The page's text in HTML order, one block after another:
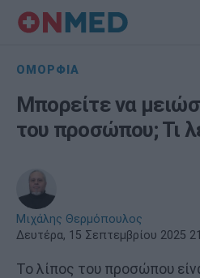
ΟΜΟΡΦΙΑ
Μπορείτε να
του προσώπου; Τι
Μιχάλης Θερμόπουλος
Δευτέρα, 15 Σεπτεμβρίου 2025
Το λίπος του προσώπου